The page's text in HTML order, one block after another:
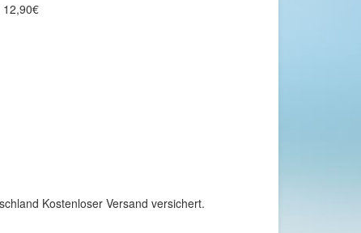
12,90€
Kostenloser Versand versichert.